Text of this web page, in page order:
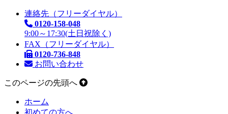
連絡先（フリーダイヤル）
0120-158-048
9:00～17:30(土日祝除く)
FAX（フリーダイヤル）
0120-736-848
お問い合わせ
このページの先頭へ
ホーム